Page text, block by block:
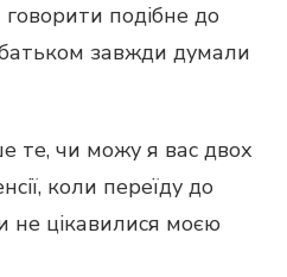
подібне до
завжди думали
те, чи можу я вас двох
коли переїду до
не цікавилися моєю